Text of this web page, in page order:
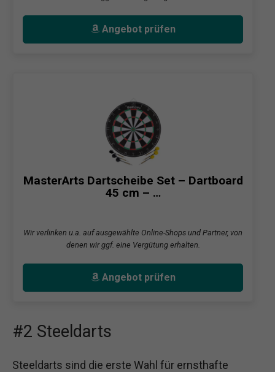
Angebot prüfen
MasterArts Dartscheibe Set – Dartboard
45 cm – …
Wir verlinken u.a. auf ausgewählte Online-Shops und Partner, von
denen wir ggf. eine Vergütung erhalten.
Angebot prüfen
#2 Steeldarts
Steeldarts sind die erste Wahl für ernsthafte